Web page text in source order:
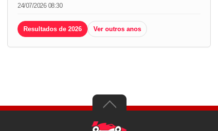
24/07/2026 08:30
Resultados de 2026 Ver outros anos